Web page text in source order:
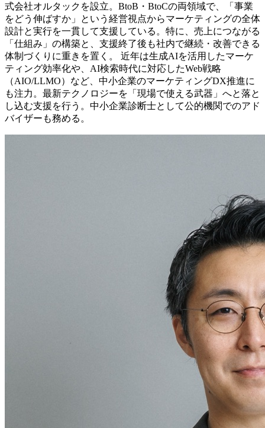
式会社オルタックを設立。BtoB・BtoCの両領域で、「事業
をどう伸ばすか」という経営視点からマーケティングの全体
設計と実行を一貫して支援している。特に、売上につながる
「仕組み」の構築と、支援終了後も社内で継続・改善できる
体制づくりに重きを置く。 近年は生成AIを活用したマーケ
ティング効率化や、AI検索時代に対応したWeb戦略
（AIO/LLMO）など、中小企業のマーケティングDX推進に
も注力。最新テクノロジーを「現場で使える武器」へと落と
し込む支援を行う。中小企業診断士として公的機関でのアド
バイザーも務める。